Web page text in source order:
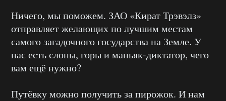
Ничего, мы поможем. ЗАО «Кират Трэвэлз»
отправляет желающих по лучшим местам
самого загадочного государства на Земле. У
нас есть слоны, горы и маньяк-диктатор, чего
вам ещё нужно?
Путёвку можно получить за пирожок. И нам